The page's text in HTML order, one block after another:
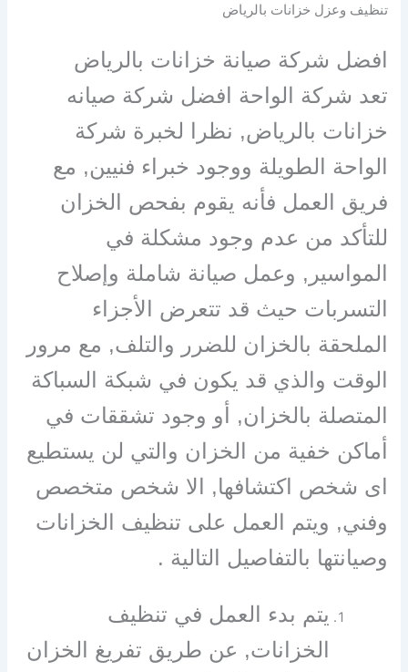
تنظيف وعزل خزانات بالرياض
افضل شركة صيانة خزانات بالرياض
تعد شركة الواحة افضل شركة صيانه
خزانات بالرياض, نظرا لخبرة شركة
الواحة الطويلة ووجود خبراء فنيين, مع
فريق العمل فأنه يقوم بفحص الخزان
للتأكد من عدم وجود مشكلة في
المواسير, وعمل صيانة شاملة وإصلاح
التسربات حيث قد تتعرض الأجزاء
الملحقة بالخزان للضرر والتلف, مع مرور
الوقت والذي قد يكون في شبكة السباكة
المتصلة بالخزان, أو وجود تشققات في
أماكن خفية من الخزان والتي لن يستطيع
اى شخص اكتشافها, الا شخص متخصص
وفني, ويتم العمل على تنظيف الخزانات
وصيانتها بالتفاصيل التالية .
يتم بدء العمل في تنظيف
الخزانات, عن طريق تفريغ الخزان